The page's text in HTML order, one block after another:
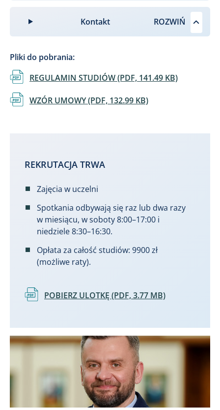
Kontakt
Pliki do pobrania:
DokumentREGULAMIN STUDIÓW (PDF, 141.49 KB)
DokumentWZÓR UMOWY (PDF, 132.99 KB)
REKRUTACJA TRWA
Zajęcia w uczelni
Spotkania odbywają się raz lub dwa razy
w miesiącu, w soboty 8:00–17:00 i
niedziele 8:30–16:30.
Opłata za całość studiów: 9900 zł
(możliwe raty).
DokumentPOBIERZ ULOTKĘ (PDF, 3.77 MB)